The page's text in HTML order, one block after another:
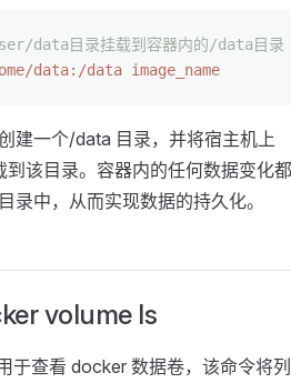
data目录挂载到容器内的/data目录
data:/data image_name
建一个/data 目录，并将宿主机上
该目录。容器内的任何数据变化
录中，从而实现数据的持久化。
volume ls
于查看 docker 数据卷，该命令将